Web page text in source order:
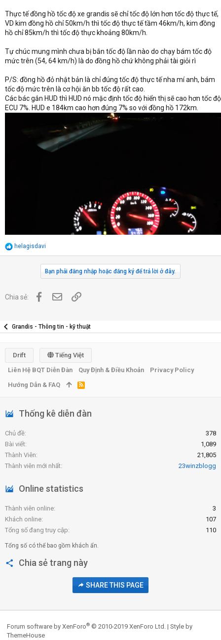
Thực tế đồng hồ tốc độ xe grandis sẽ chỉ tốc độ lớn hơn tốc độ thực tế,
VD kim đồng hồ chỉ 50km/h thì tốc độ thực tế tầm 46km/h, kim đồng
hồ chỉ 85km/h thì tốc độ thực khoảng 80km/h.
Tự chúc mung mình chưa bị bắn tốc độ lần nào do chạy bám tốc độ
mức trên (54, 64 km/h) là do đồng hồ chứ không phải tài giỏi rì
P/S: đồng hồ đỏ nhật bản là chỉ đúng tốc độ thực tế nha mí anh, bám
tốc độ mức trên là cơ hội ăn bb tốc độ rất cao.
Các bác gắn HUD thì HUD nó mặc định tốc độ hiển thị sẽ cao hơn tốc độ
ECU 7%. HUD e 184km cao hơn đúng 7% so với đồng hồ 172km.
R
o
n
helagisdavi
Bạn phải đăng nhập hoặc đăng ký để trả lời ở đây.
Chia sẻ: FacebookĐịa chỉ Email
Link
Grandis - Thông tin - kỹ thuật
Thống kê diễn đàn
Chủ đề
378
Bài viết
1,089
Thành Viên
21,805
Thành viên mới nhất
23winzblogg
Online statistics
Thành viên online
3
Khách online
107
Tổng số đang truy cập
110
Tổng số có thể bao gồm khách ẩn.
Chia sẻ trang này
SHARE THIS PAGE
Drift
Tiếng Việt
Liên Hệ BQT Diễn Đàn
Quy Định & Điều Khoản
Privacy Policy
Hướng Dẫn & FAQ
R
S
Forum software by XenForo® © 2010-2019 XenForo Ltd. | Style by
ThemeHouse